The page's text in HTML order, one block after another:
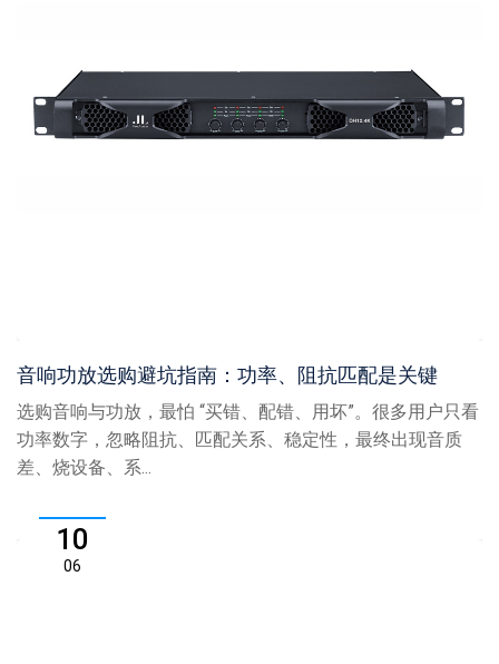
音响功放选购避坑指南：功率、阻抗匹配是关键
选购音响与功放，最怕 “买错、配错、用坏”。很多用户只看
功率数字，忽略阻抗、匹配关系、稳定性，最终出现音质
差、烧设备、系...
10
06